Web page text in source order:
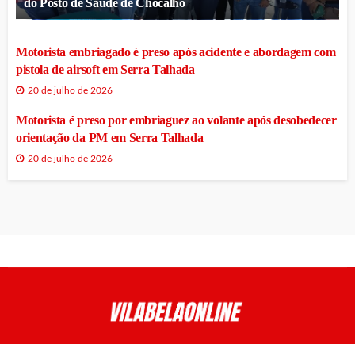
Motorista embriagado é preso após acidente e abordagem com
pistola de airsoft em Serra Talhada
20 de julho de 2026
Motorista é preso por embriaguez ao volante após desobedecer
orientação da PM em Serra Talhada
20 de julho de 2026